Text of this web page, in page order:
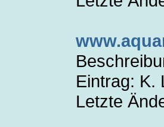
Eintrag: K.
Letzte